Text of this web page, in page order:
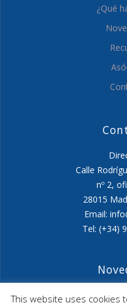
¿Qué
Calle
nº 2,
28015
Email:
Tel: (+34)
Agenda ASIME-
This website uses cookies